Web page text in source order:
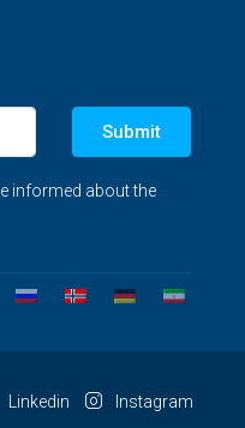
Submit
informed about the
Linkedin Instagram